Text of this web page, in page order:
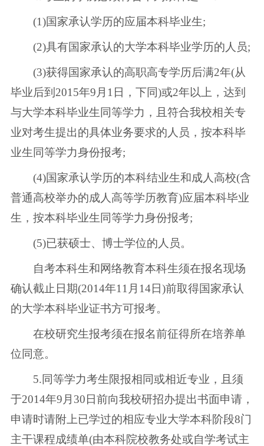
(1)国家承认学历的应届本科毕业生;
(2)具有国家承认的大学本科毕业学历的人员;
(3)获得国家承认的高职高专学历后满2年(从
毕业后到2015年9月1日，下同)或2年以上，达到
与大学本科毕业生同等学力，且符合我校相关专
业对考生提出的具体业务要求的人员，按本科毕
业生同等学力身份报考;
(4)国家承认学历的本科结业生和成人高校(含
普通高校举办的成人高等学历教育)应届本科毕业
生，按本科毕业生同等学力身份报考;
(5)已获硕士、博士学位的人员。
自考本科生和网络教育本科生须在报名现场
确认截止日期(2014年11月14日)前取得国家承认
的大学本科毕业证书方可报考。
在校研究生报考须在报名前征得所在培养单
位同意。
5.同等学力考生限报相同或相近专业，且须
于2014年9月30日前向我校研招办提出书面申请，
申请时请附上已学过的相应专业大学本科阶段8门
主干课程成绩单(由本科院校教务处或自学考试主